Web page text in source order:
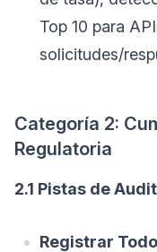
Top 10 para
solicitudes/
Categoría 2:
Regulatoria
2.1 Pistas de
Registrar